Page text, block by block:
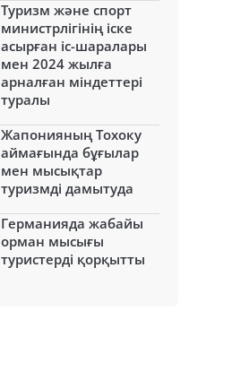
Туризм және спорт
министрлігінің іске
асырған іс-шаралары
мен 2024 жылға
арналған міндеттері
туралы
Жапонияның Тохоку
аймағында бұғылар
мен мысықтар
туризмді дамытуда
Германияда жабайы
орман мысығы
туристерді қорқытты